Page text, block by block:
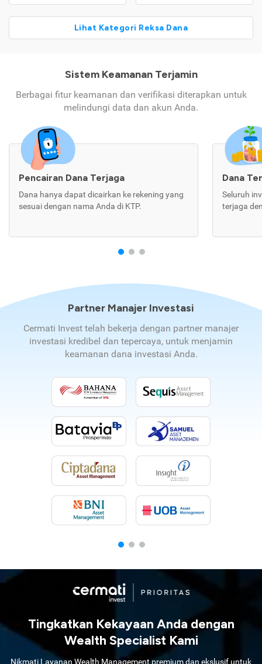
Lihat Kategori Reksa Dana
Sistem Keamanan Terjamin
Berbagai fitur keamanan dan verifikasi diterapkan untuk
melindungi data dan akun Anda.
Pencairan Dana Terjaga
Dana hanya dapat dicairkan ke rekening yang
sesuai dengan nama Anda di KTP.
Dana
Seluruh
terjaga
Partner Manajer Investasi
Cermati Invest telah bekerja dengan partner manajer
investasi kredibel dan tepercaya, untuk menjamin
keamanan dana investasi Anda.
Tingkatkan Kekayaan Anda dengan
Wealth Specialist Kami
Nikmati Layanan Wealth Management premium dan ekslusif untuk